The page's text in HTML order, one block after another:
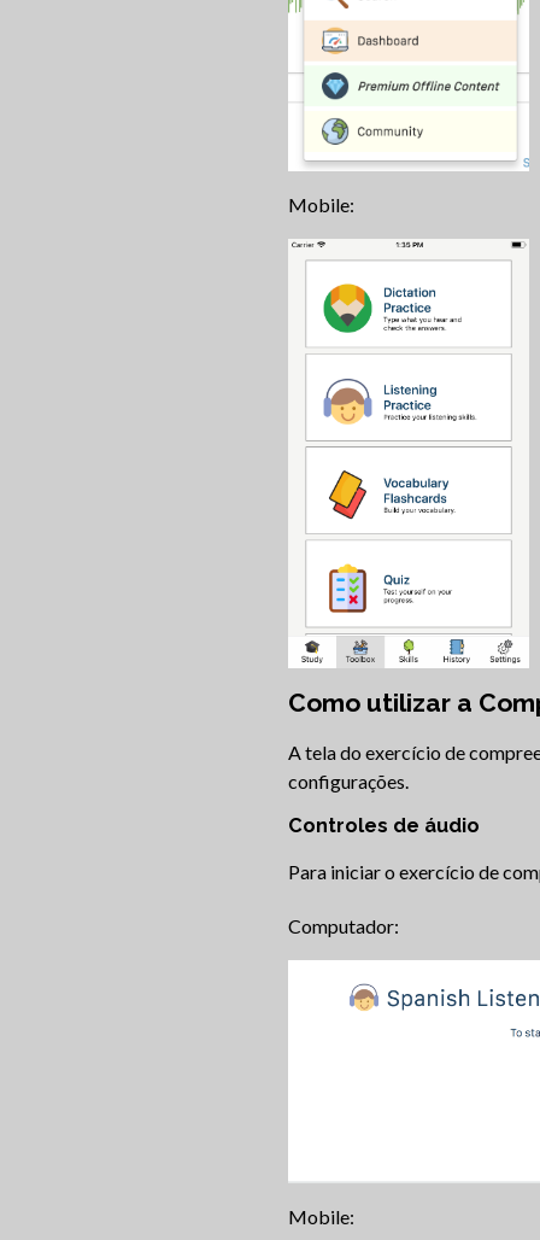
Mobile:
Como utilizar a
A tela do exercício de
configurações.
Controles de áudio
Para iniciar o exercício de
Computador:
Mobile: